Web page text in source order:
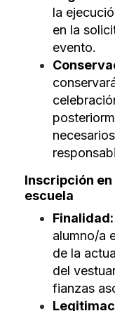
la
en la
evento.
Inscripción en
escuela
Finalidad:
alumno/a
de la
del
fianzas